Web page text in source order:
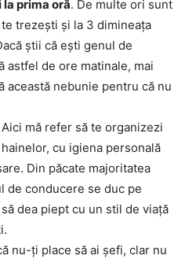
la prima oră. De multe ori sunt
trezești și la 3 dimineața
știi că ești genul de
astfel de ore matinale, mai
această nebunie pentru că nu
Aici mă refer să te organizezi
cu igiena personală
Din păcate majoritatea
de conducere se duc pe
dea piept cu un stil de viață
nu-ți place să ai șefi, clar nu